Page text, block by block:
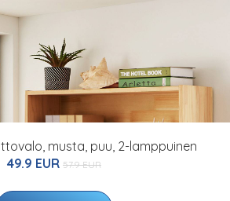
musta, puu, 2-lamppuinen
49.9 EUR 57.9 EUR